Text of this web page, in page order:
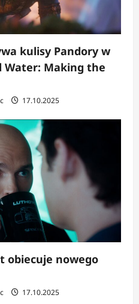
kulisy Pandory w
Water: Making the
17.10.2025
obiecuje nowego
17.10.2025